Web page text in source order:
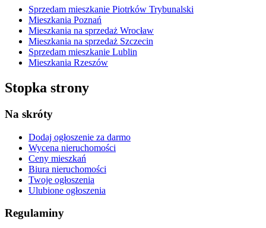
Sprzedam mieszkanie Piotrków Trybunalski
Mieszkania Poznań
Mieszkania na sprzedaż Wrocław
Mieszkania na sprzedaż Szczecin
Sprzedam mieszkanie Lublin
Mieszkania Rzeszów
Stopka strony
Na skróty
Dodaj ogłoszenie za darmo
Wycena nieruchomości
Ceny mieszkań
Biura nieruchomości
Twoje ogłoszenia
Ulubione ogłoszenia
Regulaminy